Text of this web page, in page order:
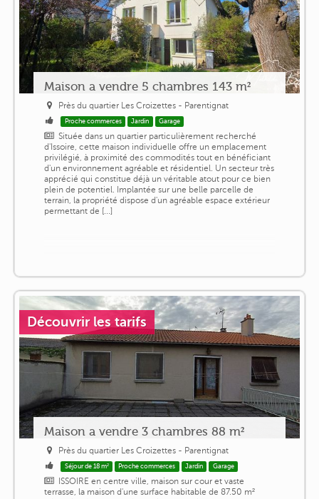
Maison a vendre 5 chambres 143 m²
Près du quartier Les Croizettes - Parentignat
Proche commerces Jardin Garage
Située dans un quartier particulièrement recherché
d'Issoire, cette maison individuelle offre un emplacement
privilégié, à proximité des commodités tout en bénéficiant
d'un environnement agréable et résidentiel. Un secteur très
apprécié qui constitue déjà un véritable atout pour ce bien
plein de potentiel. Implantée sur une belle parcelle de
terrain, la propriété dispose d'un agréable espace extérieur
permettant de [...]
Découvrir les tarifs
Maison a vendre 3 chambres 88 m²
Près du quartier Les Croizettes - Parentignat
Séjour de 18 m² Proche commerces Jardin Garage
ISSOIRE en centre ville, maison sur cour et vaste
terrasse, la maison d'une surface habitable de 87.50 m²